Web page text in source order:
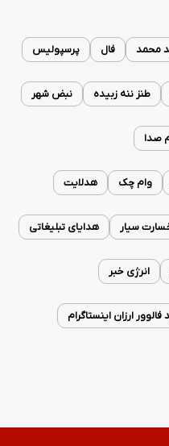
محمد فال پرسپولیس
طنز ننه زبیده نبض شهر
صدا
وام چک هدلایت
سیار هدایای تبلیغاتی
انرژی خبر
فالوور ارزان اینستاگرام